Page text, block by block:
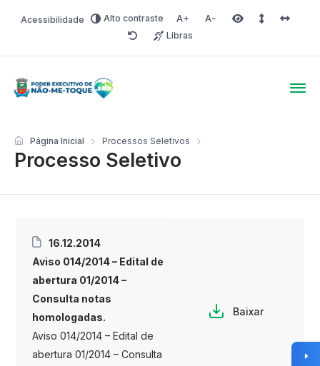
Acessibilidade Alto contraste Aumentar fonte
Diminuir fonteÁrea selecionada
Espaço
RedefinirLibras
Processo Seletivo
Página Inicial Processos Seletivos
16.12.2014
Aviso 014/2014 – Edital de
abertura 01/2014 –
Consulta notas
homologadas.
Aviso 014/2014 – Edital de
abertura 01/2014 – Consulta
Baixar